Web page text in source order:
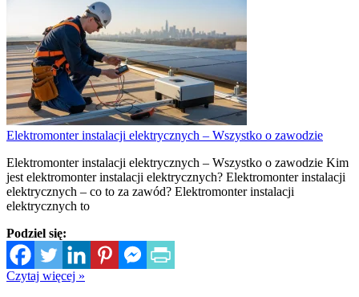
Elektromonter instalacji elektrycznych – Wszystko o zawodzie
Elektromonter instalacji elektrycznych – Wszystko o zawodzie Kim
jest elektromonter instalacji elektrycznych? Elektromonter instalacji
elektrycznych – co to za zawód? Elektromonter instalacji
elektrycznych to
Podziel się:
Czytaj więcej »